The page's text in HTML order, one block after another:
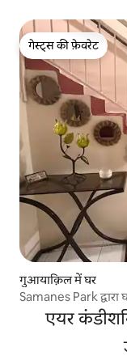
गेस्ट्स की फ़ेवरेट
गेस्ट्स की फ़ेवरेट
गुआयाक़िल में घर
Samanes Park
एयर